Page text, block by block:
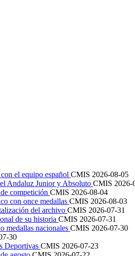
el equipo español CMIS 2026-08-05
Andaluz Junior y Absoluto CMIS 2026-
competición CMIS 2026-08-04
con once medallas CMIS 2026-08-03
del archivo CMIS 2026-07-31
de su historia CMIS 2026-07-31
medallas nacionales CMIS 2026-07-30
30
Deportivas CMIS 2026-07-23